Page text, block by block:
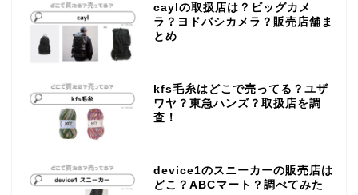
caylの取扱店は？ビッグカメ
ラ？ヨドバシカメラ？販売店舗ま
とめ
kfs毛糸はどこで売ってる？ユザ
ワヤ？東急ハンズ？取扱店を調
査！
device1のスニーカーの販売店は
どこ？ABCマート？調べてみた